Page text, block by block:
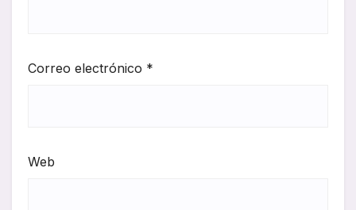
Correo electrónico *
Web